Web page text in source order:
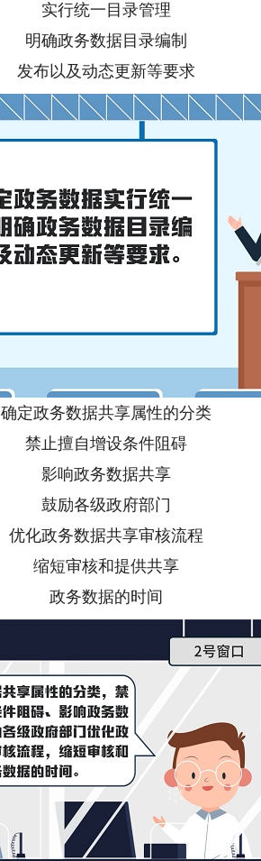
实行统一目录管理
明确政务数据目录编制
发布以及动态更新等要求
确定政务数据共享属性的分类
禁止擅自增设条件阻碍
影响政务数据共享
鼓励各级政府部门
优化政务数据共享审核流程
缩短审核和提供共享
政务数据的时间